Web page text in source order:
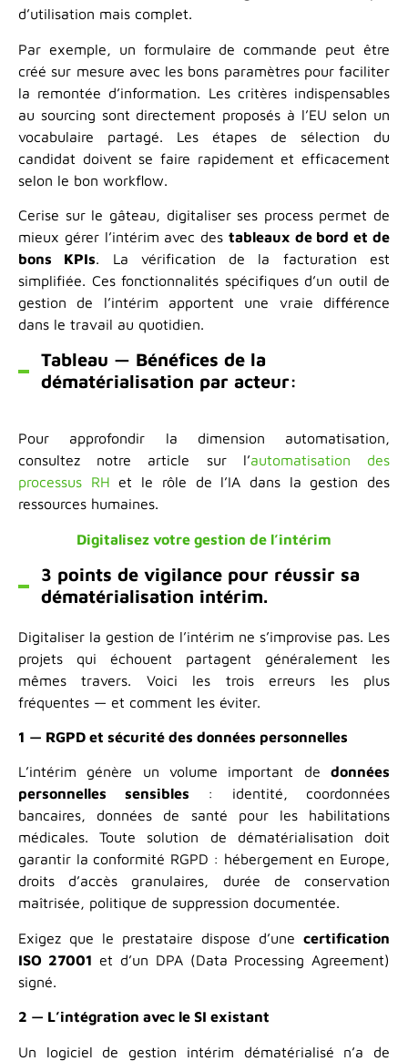
d’utilisation mais complet.
Par exemple, un formulaire de commande peut être
créé sur mesure avec les bons paramètres pour faciliter
la remontée d’information. Les critères indispensables
au sourcing sont directement proposés à l’EU selon un
vocabulaire partagé. Les étapes de sélection du
candidat doivent se faire rapidement et efficacement
selon le bon workflow.
Cerise sur le gâteau, digitaliser ses process permet de
mieux gérer l’intérim avec des tableaux de bord et de
bons KPIs. La vérification de la facturation est
simplifiée. Ces fonctionnalités spécifiques d’un outil de
gestion de l’intérim apportent une vraie différence
dans le travail au quotidien.
Tableau — Bénéfices de la
dématérialisation par acteur:
Pour approfondir la dimension automatisation,
consultez notre article sur l’automatisation des
processus RH et le rôle de l’IA dans la gestion des
ressources humaines.
Digitalisez votre gestion de l’intérim
3 points de vigilance pour réussir sa
dématérialisation intérim.
Digitaliser la gestion de l’intérim ne s’improvise pas. Les
projets qui échouent partagent généralement les
mêmes travers. Voici les trois erreurs les plus
fréquentes — et comment les éviter.
1 — RGPD et sécurité des données personnelles
L’intérim génère un volume important de données
personnelles sensibles : identité, coordonnées
bancaires, données de santé pour les habilitations
médicales. Toute solution de dématérialisation doit
garantir la conformité RGPD : hébergement en Europe,
droits d’accès granulaires, durée de conservation
maîtrisée, politique de suppression documentée.
Exigez que le prestataire dispose d’une certification
ISO 27001 et d’un DPA (Data Processing Agreement)
signé.
2 — L’intégration avec le SI existant
Un logiciel de gestion intérim dématérialisé n’a de